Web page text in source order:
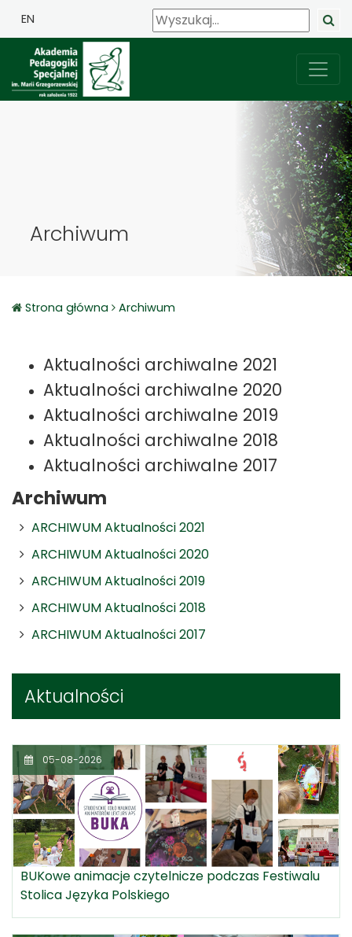
EN
Archiwum
Strona główna Archiwum
Archiwum
ARCHIWUM Aktualności 2021
ARCHIWUM Aktualności 2020
ARCHIWUM Aktualności 2019
ARCHIWUM Aktualności 2018
ARCHIWUM Aktualności 2017
Aktualności
05-08-2026
BUKowe animacje czytelnicze podczas Festiwalu
Stolica Języka Polskiego
Aktualności archiwalne 2021
Aktualności archiwalne 2020
Aktualności archiwalne 2019
Aktualności archiwalne 2018
Aktualności archiwalne 2017